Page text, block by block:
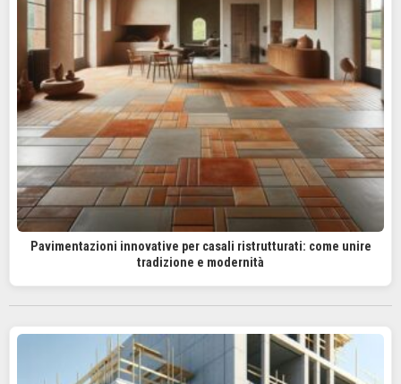
Pavimentazioni innovative per casali ristrutturati: come unire
tradizione e modernità